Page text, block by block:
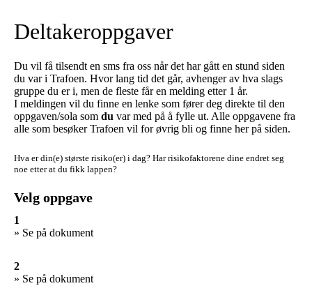
Deltakeroppgaver
Du vil få tilsendt en sms fra oss når det har gått en stund siden
du var i Trafoen. Hvor lang tid det går, avhenger av hva slags
gruppe du er i, men de fleste får en melding etter 1 år.
I meldingen vil du finne en lenke som fører deg direkte til den
oppgaven/sola som du var med på å fylle ut. Alle oppgavene fra
alle som besøker Trafoen vil for øvrig bli og finne her på siden.
Hva er din(e) største risiko(er) i dag? Har risikofaktorene dine endret seg
noe etter at du fikk lappen?
Velg oppgave
1
» Se på dokument
2
» Se på dokument